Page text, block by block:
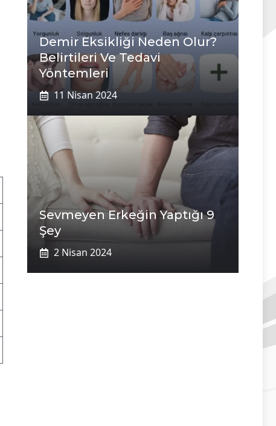
Demir Eksikliği Neden Olur?
Belirtileri Ve Tedavi
Yöntemleri
11 Nisan 2024
Sevmeyen Erkeğin Yaptığı 9
Şey
2 Nisan 2024